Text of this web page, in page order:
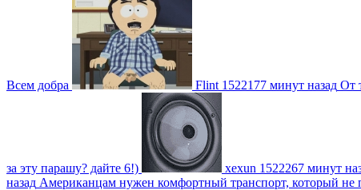
Всем добра Flint 1522177 минут назад От
за эту парашу? дайте 6!) xexun 1522267 минут
назад Американцам нужен комфортный транспорт, который не